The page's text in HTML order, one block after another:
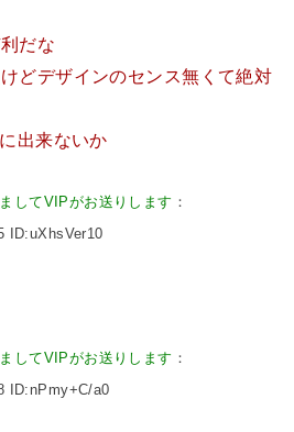
だな
どデザインのセンス無くて絶対
出来ないか
してVIPがお送りします ：
ID:uXhsVer10
してVIPがお送りします ：
ID:nPmy+C/a0